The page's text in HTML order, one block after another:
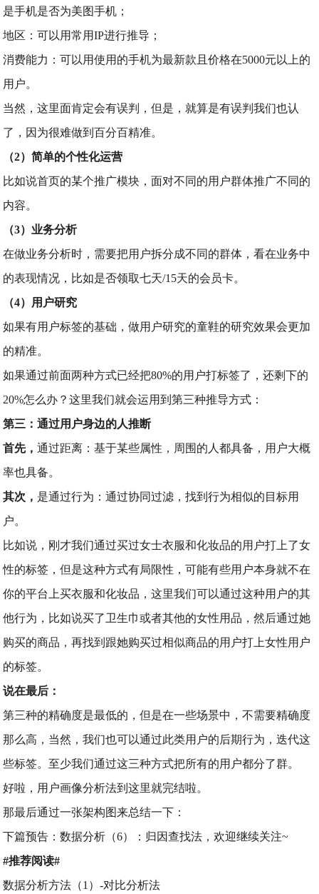
是手机是否为美图手机；
地区：可以用常用IP进行推导；
消费能力：可以用使用的手机为最新款且价格在5000元以上的
用户。
当然，这里面肯定会有误判，但是，就算是有误判我们也认
了，因为很难做到百分百精准。
（2）简单的个性化运营
比如说首页的某个推广模块，面对不同的用户群体推广不同的
内容。
（3）业务分析
在做业务分析时，需要把用户拆分成不同的群体，看在业务中
的表现情况，比如是否领取七天/15天的会员卡。
（4）用户研究
如果有用户标签的基础，做用户研究的童鞋的研究效果会更加
的精准。
如果通过前面两种方式已经把80%的用户打标签了，还剩下的
20%怎么办？这里我们就会运用到第三种推导方式：
第三：通过用户身边的人推断
首先，通过距离：基于某些属性，周围的人都具备，用户大概
率也具备。
其次， 是通过行为：通过协同过滤，找到行为相似的目标用
户。
比如说，刚才我们通过买过女士衣服和化妆品的用户打上了女
性的标签，但是这种方式有局限性，可能有些用户本身就不在
你的平台上买衣服和化妆品，这里我们可以通过这种用户的其
他行为，比如说买了卫生巾或者其他的女性用品，然后通过她
购买的商品，再找到跟她购买过相似商品的用户打上女性用户
的标签。
说在最后：
第三种的精确度是最低的，但是在一些场景中，不需要精确度
那么高，当然，我们也可以通过此类用户的后期行为，迭代这
些标签。至少我们通过这三种方式把所有的用户都分了群。
好啦，用户画像分析法到这里就完结啦。
那最后通过一张架构图来总结一下：
下篇预告：数据分析（6）：归因查找法，欢迎继续关注~
#推荐阅读#
数据分析方法（1）-对比分析法